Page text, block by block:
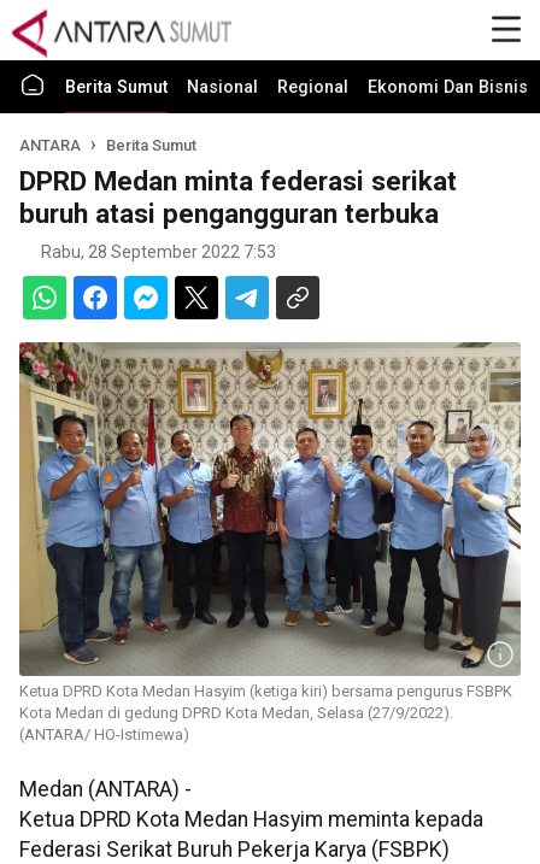
Berita Sumut Nasional Regional Ekonomi Dan Bisnis
ANTARA Berita Sumut
DPRD Medan minta federasi serikat
buruh atasi pengangguran terbuka
Rabu, 28 September 2022 7:53
Ketua DPRD Kota Medan Hasyim (ketiga kiri) bersama pengurus FSBPK
Kota Medan di gedung DPRD Kota Medan, Selasa (27/9/2022).
(ANTARA/ HO-Istimewa)
Medan (ANTARA) -
Ketua DPRD Kota Medan Hasyim meminta kepada
Federasi Serikat Buruh Pekerja Karya (FSBPK)